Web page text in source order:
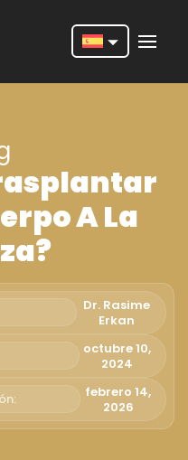
Deutsch
Português
Türkçe
Italiano
Română
Русский
A La
Dr. Rasime
Erkan
octubre 10,
2024
febrero 14,
2026